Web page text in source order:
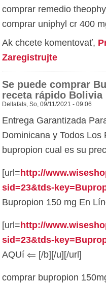
comprar remedio
comprar uniphyl cr 400
Ak chcete komentovať,
Zaregistrujte
Se puede comprar
receta rápido Bolivia
Dellafals, So, 09/11/2021 - 09:06
Entrega Garantizada
Dominicana y Todos Los
bupropion cual es su
[url=http://
sid=23&tds-
Bupropion 150 mg En
[url=http://
sid=23&tds-
AQUí ⇐ [/b][/u][/url]
comprar bupropion